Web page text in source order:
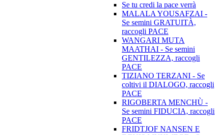
Se tu credi la pace verrà
MALALA YOUSAFZAI -
Se semini GRATUITÀ,
raccogli PACE
WANGARI MUTA
MAATHAI - Se semini
GENTILEZZA, raccogli
PACE
TIZIANO TERZANI - Se
coltivi il DIALOGO, raccogli
PACE
RIGOBERTA MENCHÙ -
Se semini FIDUCIA, raccogli
PACE
FRIDTJOF NANSEN E